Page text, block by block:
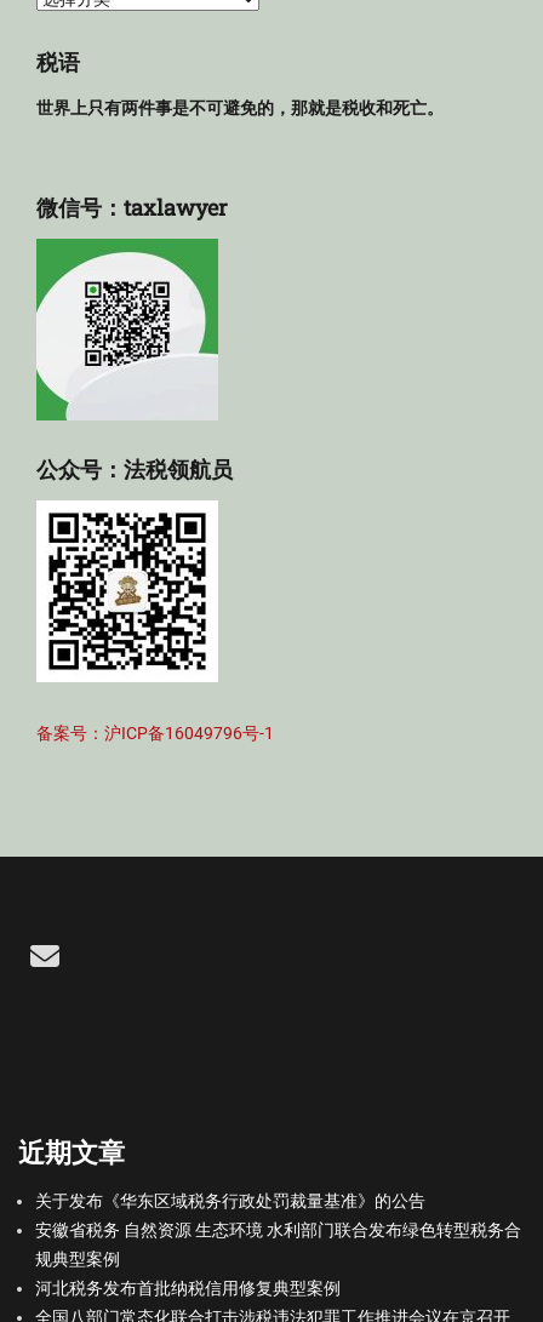
库
税语
世界上只有两件事是不可避免的，那就是税收和死亡。
微信号：taxlawyer
公众号：法税领航员
备案号：沪ICP备16049796号-1
Email
近期文章
关于发布《华东区域税务行政处罚裁量基准》的公告
安徽省税务 自然资源 生态环境 水利部门联合发布绿色转型税务合
规典型案例
河北税务发布首批纳税信用修复典型案例
全国八部门常态化联合打击涉税违法犯罪工作推进会议在京召开